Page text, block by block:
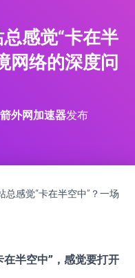
感觉“卡在半
网络的深度问
外网加速器发布
感觉“卡在半空中”？一场
半空中”，感觉要打开